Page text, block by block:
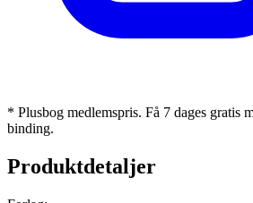
* Plusbog medlemspris. Få 7 dages gratis
binding.
Produktdetaljer